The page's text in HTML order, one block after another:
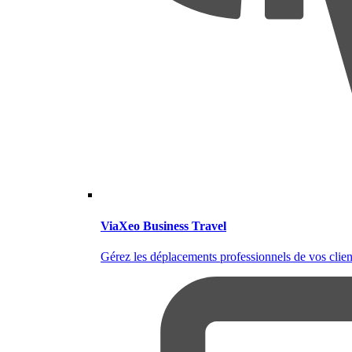
ViaXeo Business Travel
Gérez les déplacements professionnels de vos